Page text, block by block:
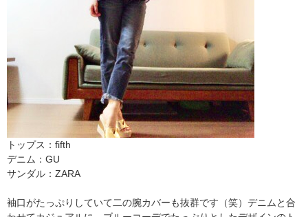
トップス：fifth
デニム：GU
サンダル：ZARA
袖口がたっぷりしていて二の腕カバーも抜群です（笑）デニムと合